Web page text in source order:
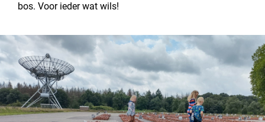
bos. Voor ieder wat wils!